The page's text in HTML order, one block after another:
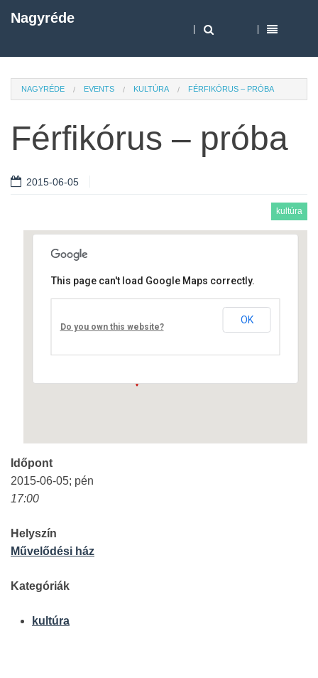
Nagyréde
NAGYRÉDE EVENTS KULTÚRA FÉRFIKÓRUS – PRÓBA
Férfikórus – próba
2015-06-05
kultúra
Művelődési ház
Fő út 8 - Nagyréde
This page can't load Google Maps correctly.
Do you own this website?
OK
Időpont
2015-06-05; pén
17:00
Helyszín
Művelődési ház
Kategóriák
kultúra